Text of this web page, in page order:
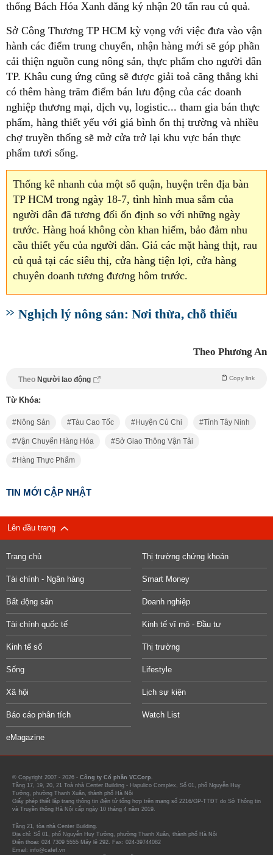
thống Bách Hóa Xanh đăng ký nhận 20 tấn rau củ quả.
Sở Công Thương TP HCM kỳ vọng với việc đưa vào vận
hành các điểm trung chuyển, nhận hàng mới sẽ góp phần
cải thiện nguồn cung nông sản, thực phẩm cho người dân
TP. Khâu cung ứng cũng sẽ được giải toả căng thẳng khi
có thêm hàng trăm điểm bán lưu động của các doanh
nghiệp thương mại, dịch vụ, logistic... tham gia bán thực
phẩm, hàng thiết yếu với giá bình ổn thị trường và nhiều
chợ truyền thống sẽ mở cửa trở lại khu vực bán thực
phẩm tươi sống.
Thống kê nhanh của một số quận, huyện trên địa bàn
TP HCM trong ngày 18-7, tình hình mua sắm của
người dân đã tương đối ổn định so với những ngày
trước. Hàng hoá không còn khan hiếm, bảo đảm nhu
cầu thiết yếu của người dân. Giá các mặt hàng thịt, rau
củ quả tại các siêu thị, cửa hàng tiện lợi, cửa hàng
chuyên doanh tương đương hôm trước.
Nghịch lý nông sản: Nơi thừa, chỗ thiếu
Theo Phương An
Theo Người lao động Copy link
Từ Khóa:
Nông Sản Tàu Cao Tốc Huyện Củ Chi Tỉnh Tây Ninh
Vận Chuyển Hàng Hóa Sở Giao Thông Vận Tải
Hàng Thực Phẩm
TIN MỚI CẬP NHẬT
Lên đầu trang
Trang chủ Thị trường chứng khoán
Tài chính - Ngân hàng Smart Money
Bất động sản Doanh nghiệp
Tài chính quốc tế Kinh tế vĩ mô - Đầu tư
Kinh tế số Thị trường
Sống Lifestyle
Xã hội Lịch sự kiện
Báo cáo phân tích Watch List
eMagazine
© Copyright 2007 - 2026 - Công ty Cổ phần VCCorp.
Tầng 17, 19, 20, 21 Toà nhà Center Building - Hapulico Complex, Số 01, phố Nguyễn Huy
Tưởng, phường Thanh Xuân, thành phố Hà Nội
Giấy phép thiết lập trang thông tin điện tử tổng hợp trên mạng số 2216/GP-TTĐT do Sở Thông tin
và Truyền thông Hà Nội cấp ngày 10 tháng 4 năm 2019.
Tầng 21, tòa nhà Center Building.
Địa chỉ: Số 01, phố Nguyễn Huy Tưởng, phường Thanh Xuân, thành phố Hà Nội
Điện thoại: 024 7309 5555 Máy lẻ 292. Fax: 024-39744082
Email: info@cafef.vn